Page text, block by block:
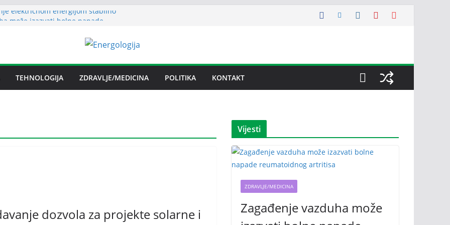
električnom energijom stabilno
Zenica: moguće donošenje odluke
spor RiTE Ugljevik i Elektrogospodarstva
TEHNOLOGIJA ZDRAVLJE/MEDICINA POLITIKA KONTAKT
dozvola za projekte solarne i
Vijesti
ZDRAVLJE/MEDICINA
Zagađenje vazduha može